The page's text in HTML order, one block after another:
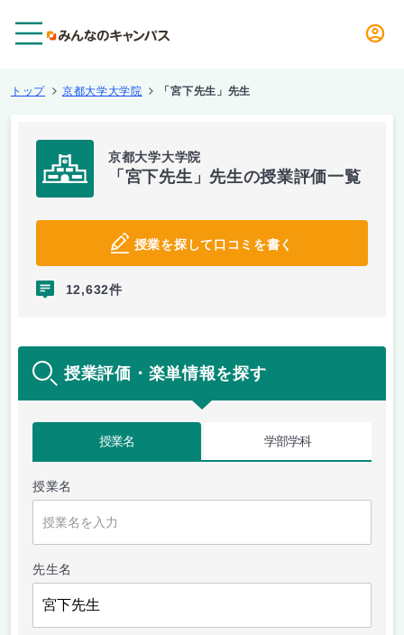
トップ 京都大学大学院 「宮下先生」先生
京都大学大学院
「宮下先生」先生の授業評価一覧
授業を探して口コミを書く
12,632件
授業評価・楽単情報を探す
授業名 学部学科
授業名
先生名